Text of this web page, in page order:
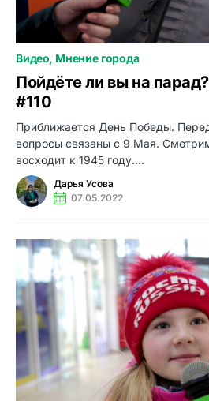
Видео Мнение города
Пойдёте ли вы на
#110
Приближается День Победы.
вопросы связаны с 9 Мая.
восходит к 1945 году.…
Дарья Усова
07.05.2022